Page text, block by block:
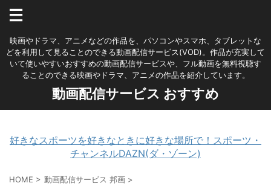
映画やドラマ、アニメなどの作品を、パソコンやスマホ、タブレットな
どを利用して見ることのできる動画配信サービス(VOD)。作品が充実して
いて使いやすいおすすめの動画配信サービスや、フル動画を無料視聴す
ることのできる映画やドラマ、アニメの作品を紹介しています。
動画配信サービス おすすめ
好きなスポーツを好きなときに好きな場所で！スポーツ・
チャンネルDAZN(ダ・ゾーン)
HOME > 動画配信サービス 邦画 >